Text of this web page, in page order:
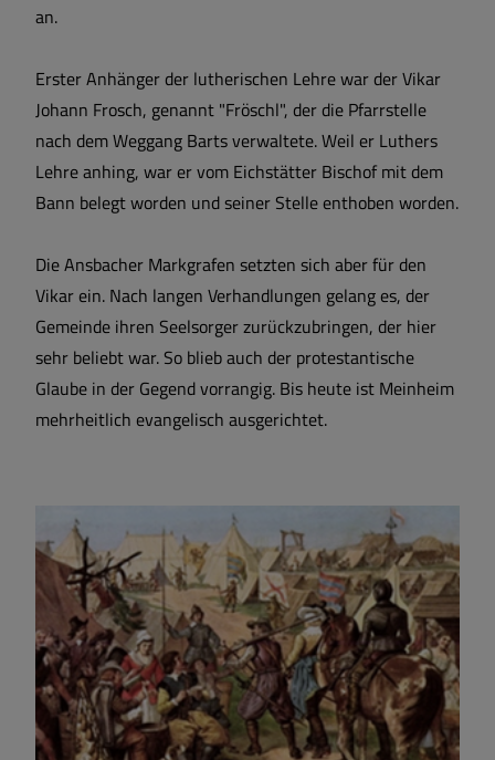
an.
Erster Anhänger der lutherischen Lehre war der Vikar
Johann Frosch, genannt "Fröschl", der die Pfarrstelle
nach dem Weggang Barts verwaltete. Weil er Luthers
Lehre anhing, war er vom Eichstätter Bischof mit dem
Bann belegt worden und seiner Stelle enthoben worden.
Die Ansbacher Markgrafen setzten sich aber für den
Vikar ein. Nach langen Verhandlungen gelang es, der
Gemeinde ihren Seelsorger zurückzubringen, der hier
sehr beliebt war. So blieb auch der protestantische
Glaube in der Gegend vorrangig. Bis heute ist Meinheim
mehrheitlich evangelisch ausgerichtet.